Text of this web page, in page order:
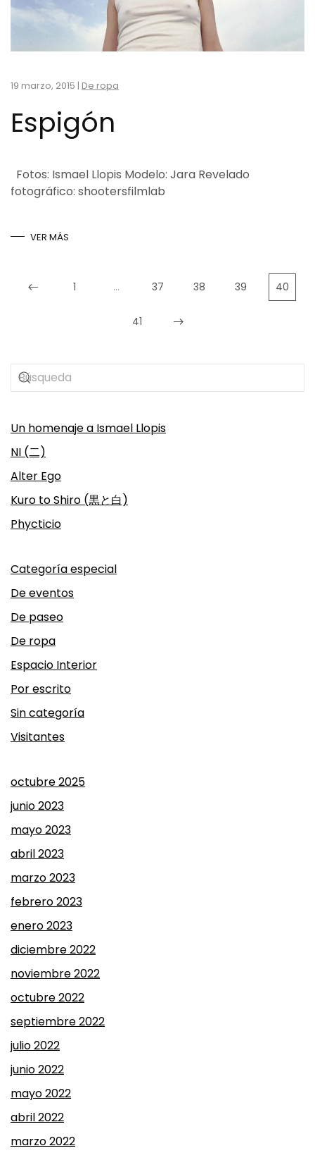
19 marzo, 2015 | De ropa
Espigón
Fotos: Ismael Llopis Modelo: Jara Revelado
fotográfico: shootersfilmlab
VER MÁS
1 … 37 38 39 40
41
Un homenaje a Ismael Llopis
NI (二)
Alter Ego
Kuro to Shiro (黒と白)
Phycticio
Categoría especial
De eventos
De paseo
De ropa
Espacio Interior
Por escrito
Sin categoría
Visitantes
octubre 2025
junio 2023
mayo 2023
abril 2023
marzo 2023
febrero 2023
enero 2023
diciembre 2022
noviembre 2022
octubre 2022
septiembre 2022
julio 2022
junio 2022
mayo 2022
abril 2022
marzo 2022